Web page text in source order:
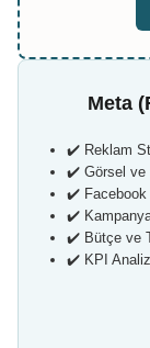
Meta
✔️ Reklam
✔️ Görsel ve
✔️ Facebook
✔️
✔️ Bütçe ve
✔️ KPI